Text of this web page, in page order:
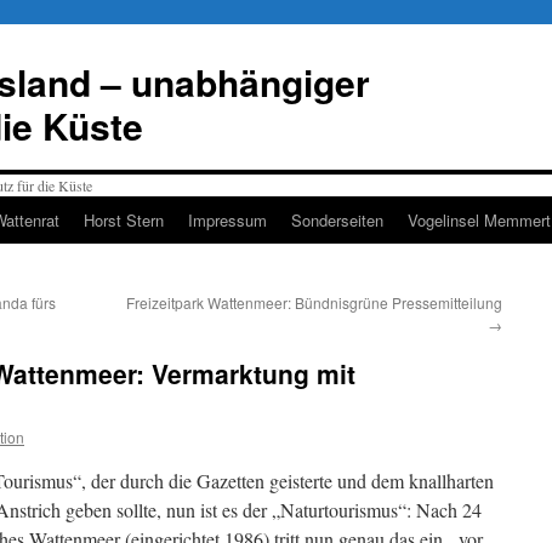
– unabhängiger
Küste
Horst Stern Impressum Sonderseiten Vogelinsel Memmert
fürs
Freizeitpark Wattenmeer: Bündnisgrüne Pressemitteilung
→
Vermarktung mit
der durch die Gazetten geisterte und dem knallharten
geben sollte, nun ist es der „Naturtourismus“: Nach 24